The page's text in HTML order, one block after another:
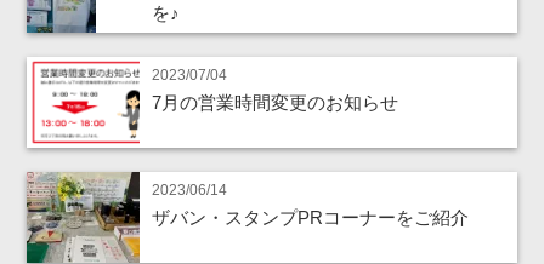
を♪
2023/07/04
7月の営業時間変更のお知らせ
2023/06/14
ザバン・スタンプPRコーナーをご紹介